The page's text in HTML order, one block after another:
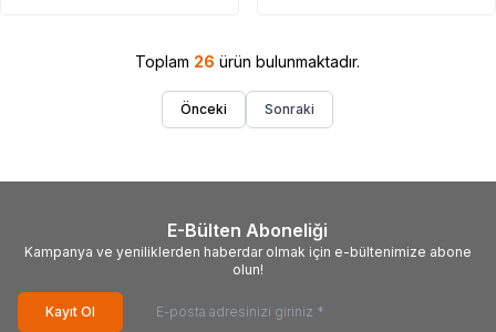
Toplam 26 ürün bulunmaktadır.
Önceki Sonraki
E-Bülten Aboneliği
Kampanya ve yeniliklerden haberdar olmak için e-bültenimize abone
olun!
Kayıt Ol